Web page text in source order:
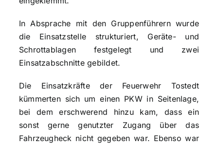
In Absprache mit den Gruppenführern wurde
die Einsatzstelle strukturiert, Geräte- und
Schrottablagen festgelegt und zwei
Einsatzabschnitte gebildet.
Die Einsatzkräfte der Feuerwehr Tostedt
kümmerten sich um einen PKW in Seitenlage,
bei dem erschwerend hinzu kam, dass ein
sonst gerne genutzter Zugang über das
Fahrzeugheck nicht gegeben war. Ebenso war